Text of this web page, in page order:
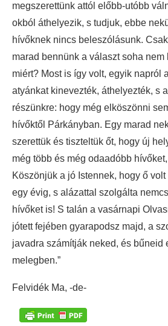
megszerettünk attól előbb-utóbb
okból áthelyezik, s tudjuk, ebbe
hívőknek nincs beleszólásunk.
marad bennünk a választ soha nem
miért? Most is így volt, egyik napról
atyánkat kinevezték, áthelyezték, s
részünkre: hogy még elköszönni
hívőktől Párkányban. Egy marad
szerettük és tiszteltük őt, hogy új
még több és még odaadóbb
Köszönjük a jó Istennek, hogy ő
egy évig, s alázattal szolgálta
hívőket is! S talán a vasárnapi
jótett fejében gyarapodsz majd, a
javadra számítják neked, és bűneid
melegben.”
Felvidék Ma, -de-